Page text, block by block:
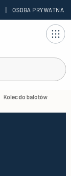
| OSOBA PRYWATNA
Kolec do balotów